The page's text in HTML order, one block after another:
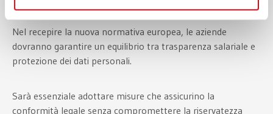
Nel recepire la nuova normativa europea, le aziende
dovranno garantire un equilibrio tra trasparenza salariale e
protezione dei dati personali.
Sarà essenziale adottare misure che assicurino la
conformità legale senza compromettere la riservatezza